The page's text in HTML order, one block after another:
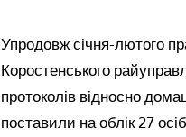
Упродовж січня-лютого
Коростенського
протоколів відносно
поставили на облік 27